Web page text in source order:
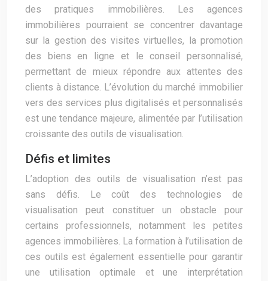
des pratiques immobilières. Les agences
immobilières pourraient se concentrer davantage
sur la gestion des visites virtuelles, la promotion
des biens en ligne et le conseil personnalisé,
permettant de mieux répondre aux attentes des
clients à distance. L’évolution du marché immobilier
vers des services plus digitalisés et personnalisés
est une tendance majeure, alimentée par l’utilisation
croissante des outils de visualisation.
Défis et limites
L’adoption des outils de visualisation n’est pas
sans défis. Le coût des technologies de
visualisation peut constituer un obstacle pour
certains professionnels, notamment les petites
agences immobilières. La formation à l’utilisation de
ces outils est également essentielle pour garantir
une utilisation optimale et une interprétation